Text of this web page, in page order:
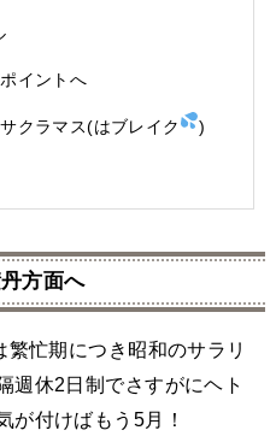
イントへ
クラマス(はブレイク )
方面へ
忙期につき昭和のサラリ
週休2日制でさすがにヘト
が付けばもう5月！